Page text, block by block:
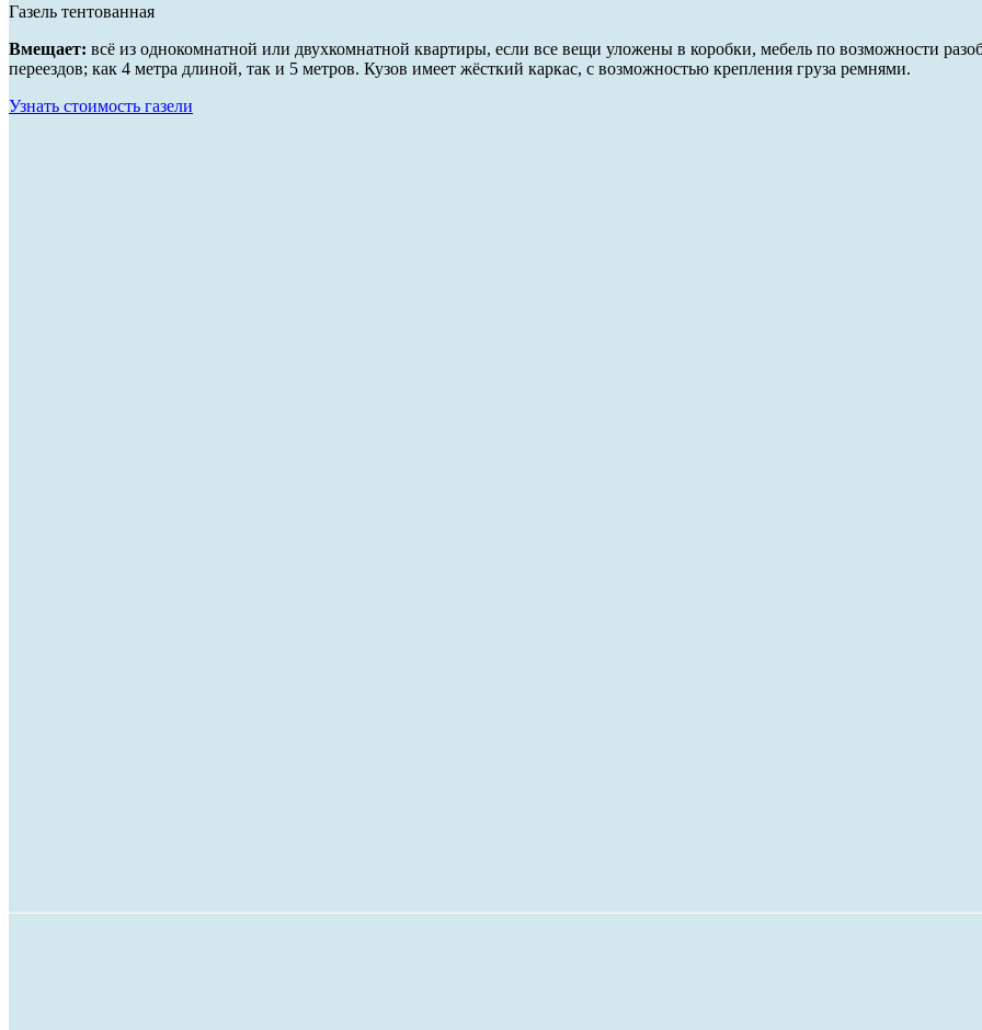
Газель тентованная
Вмещает: всё из однокомнатной или двухкомнатной квартиры, если все вещи уложены в коробки, мебель по возможности
переездов; как 4 метра длиной, так и 5 метров. Кузов имеет жёсткий каркас, с возможностью крепления груза ремнями.
Узнать стоимость газели